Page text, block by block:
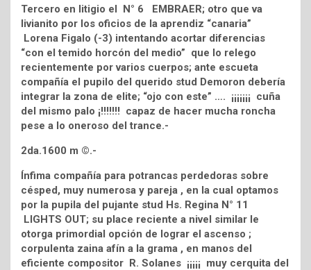
Tercero en litigio el N° 6 EMBRAER; otro que va
livianito por los oficios de la aprendiz “canaria”
Lorena Figalo (-3) intentando acortar diferencias
“con el temido horcón del medio” que lo relego
recientemente por varios cuerpos; ante escueta
compañía el pupilo del querido stud Demoron debería
integrar la zona de elite; “ojo con este” …. ¡¡¡¡¡¡¡ cuña
del mismo palo ¡!!!!!!! capaz de hacer mucha roncha
pese a lo oneroso del trance.-
2da.1600 m ©.-
Ínfima compañía para potrancas perdedoras sobre
césped, muy numerosa y pareja , en la cual optamos
por la pupila del pujante stud Hs. Regina N° 11
LIGHTS OUT; su place reciente a nivel similar le
otorga primordial opción de lograr el ascenso ;
corpulenta zaina afín a la grama , en manos del
eficiente compositor R. Solanes ¡¡¡¡¡ muy cerquita del